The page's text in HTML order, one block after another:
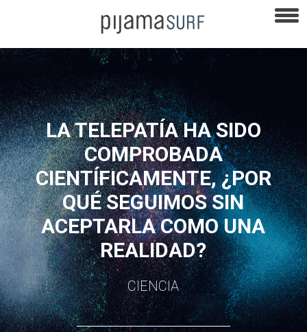
LA TELEPATÍA HA SIDO
COMPROBADA
CIENTÍFICAMENTE, ¿POR
QUÉ SEGUIMOS SIN
ACEPTARLA COMO UNA
REALIDAD?
CIENCIA